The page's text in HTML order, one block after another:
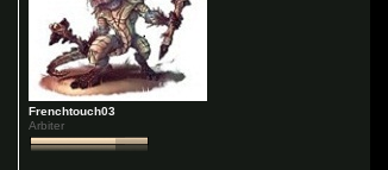
Frenchtouch03
Arbiter